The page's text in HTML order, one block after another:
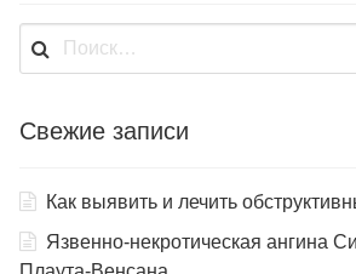
Найти:
Свежие записи
Как выявить и лечить
Язвенно-некротическая ангина